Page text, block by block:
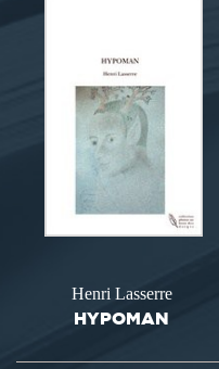
Henri Lasserre
HYPOMAN